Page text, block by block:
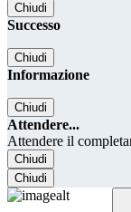
Chiudi
Successo
Chiudi
Informazione
Chiudi
Attendere...
Attendere il
Chiudi
Chiudi